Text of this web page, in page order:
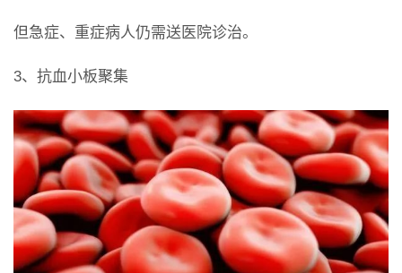
但急症、重症病人仍需送医院诊治。
3、抗血小板聚集